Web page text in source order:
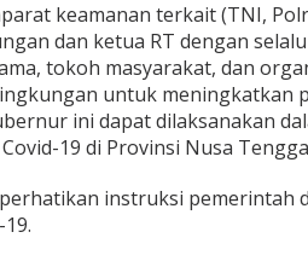
keamanan terkait (TNI,
dan ketua RT dengan
tokoh masyarakat, dan
untuk meningkatkan
ini dapat dilaksanakan
19 di Provinsi Nusa
instruksi pemerintah